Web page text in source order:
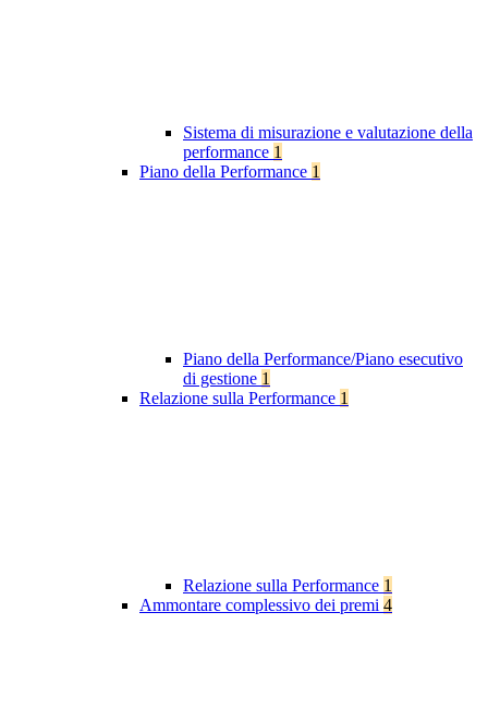
Sistema di misurazione e valutazione della
performance 1
Piano della Performance 1
Piano della Performance/Piano esecutivo
di gestione 1
Relazione sulla Performance 1
Relazione sulla Performance 1
Ammontare complessivo dei premi 4